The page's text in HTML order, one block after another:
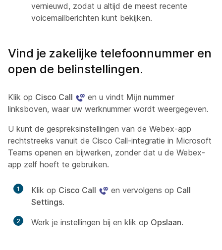
vernieuwd, zodat u altijd de meest recente
voicemailberichten kunt bekijken.
Vind je zakelijke telefoonnummer en
open de belinstellingen.
Klik op Cisco Call en u vindt Mijn nummer
linksboven, waar uw werknummer wordt weergegeven.
U kunt de gespreksinstellingen van de Webex-app
rechtstreeks vanuit de Cisco Call-integratie in Microsoft
Teams openen en bijwerken, zonder dat u de Webex-
app zelf hoeft te gebruiken.
1 Klik op Cisco Call en vervolgens op Call
Settings.
2 Werk je instellingen bij en klik op Opslaan.